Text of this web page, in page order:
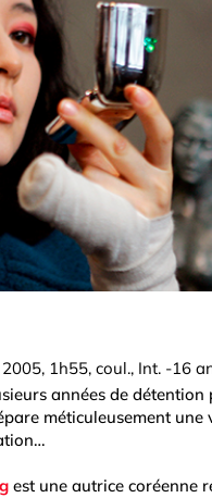
1h55, coul., Int. -16
années de
méticuleusement une
est une autrice coréenne